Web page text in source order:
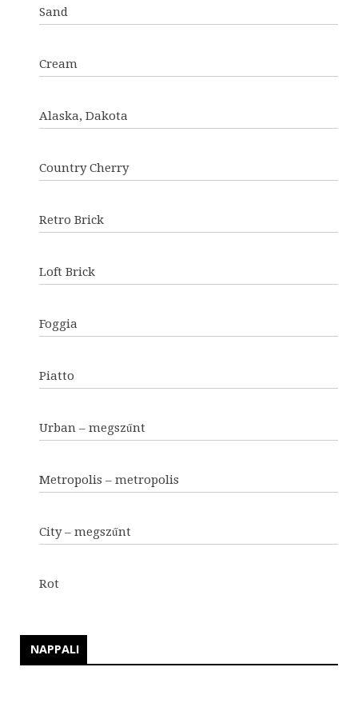
Sand
Cream
Alaska, Dakota
Country Cherry
Retro Brick
Loft Brick
Foggia
Piatto
Urban – megszűnt
Metropolis – metropolis
City – megszűnt
Rot
NAPPALI